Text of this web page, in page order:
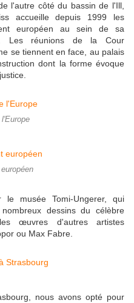
l'autre côté du bassin de l'Ill,
accueille depuis 1999 les
européen au sein de sa
Les réunions de la Cour
se tiennent en face, au palais
dont la forme évoque
musée Tomi-Ungerer, qui
dessins du célèbre
œuvres d'autres artistes
ou Max Fabre.
nous avons opté pour